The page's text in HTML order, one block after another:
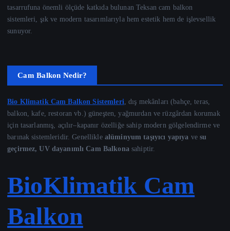
tasarrufuna önemli ölçüde katkıda bulunan Teksan cam balkon
sistemleri, şık ve modern tasarımlarıyla hem estetik hem de işlevsellik
sunuyor.
Cam Balkon Nedir?
Bio Klimatik Cam Balkon Sistemleri, dış mekânları (bahçe, teras,
balkon, kafe, restoran vb.) güneşten, yağmurdan ve rüzgârdan korumak
için tasarlanmış, açılır–kapanır özelliğe sahip modern gölgelendirme ve
barınak sistemleridir. Genellikle alüminyum taşıyıcı yapıya ve su
geçirmez, UV dayanımlı Cam Balkonasahiptir.
BioKlimatik Cam
Balkon